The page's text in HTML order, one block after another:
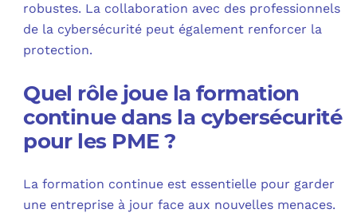
robustes. La collaboration avec des professionnels
de la cybersécurité peut également renforcer la
protection.
Quel rôle joue la formation
continue dans la cybersécurité
pour les PME ?
La formation continue est essentielle pour garder
une entreprise à jour face aux nouvelles menaces.